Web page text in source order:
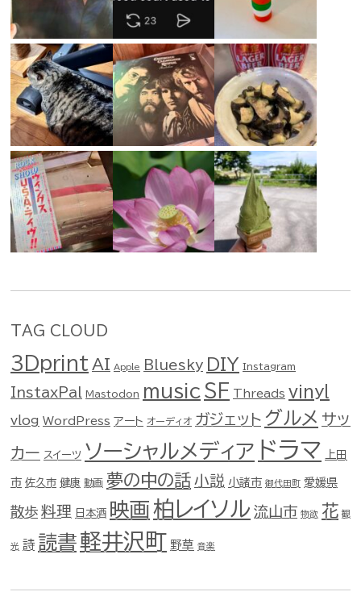
TAG CLOUD
3Dprint AI Apple Bluesky DIY Instagram
InstaxPal Mastodon music SF Threads vinyl
vlog WordPress アート オーディオ ガジェット グルメ サッ
カー スイーツ ソーシャルメディア ドラマ 上田
市 佐久市 健康 動画 夢の中の話 小説 小諸市 御代田町 愛媛県
散歩 料理 日本酒 映画 柏レイソル 流山市 物欲 花 観
光 詩 読書軽井沢町 野草 音楽